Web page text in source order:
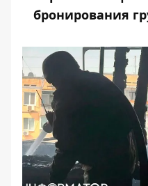
бронирования